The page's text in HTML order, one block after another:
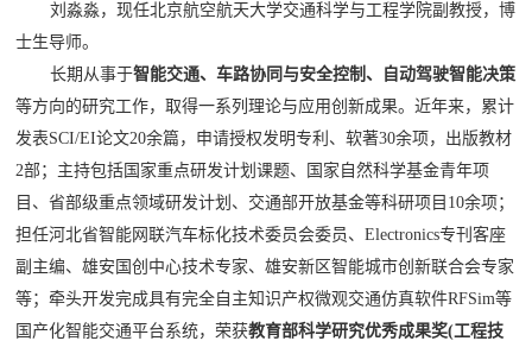
刘淼淼，现任北京航空航天大学交通科学与工程学院副教授，博
士生导师。
长期从事于智能交通、车路协同与安全控制、自动驾驶智能决策
等方向的研究工作，取得一系列理论与应用创新成果。近年来，累计
发表SCI/EI论文20余篇，申请授权发明专利、软著30余项，出版教材
2部；主持包括国家重点研发计划课题、国家自然科学基金青年项
目、省部级重点领域研发计划、交通部开放基金等科研项目 10余项；
担任河北省智能网联汽车标化技术委员会委员、Electronics专刊客座
副主编、雄安国创中心技术专家、雄安新区智能城市创新联合会专家
等；牵头开发完成具有完全自主知识产权微观交通仿真软件RFSim等
国产化智能交通平台系统，荣获教育部科学研究优秀成果奖(工程技